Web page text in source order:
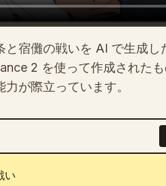
宿儺の戦いを AI で生成し
2 を使って作成された
が際立っています。
い